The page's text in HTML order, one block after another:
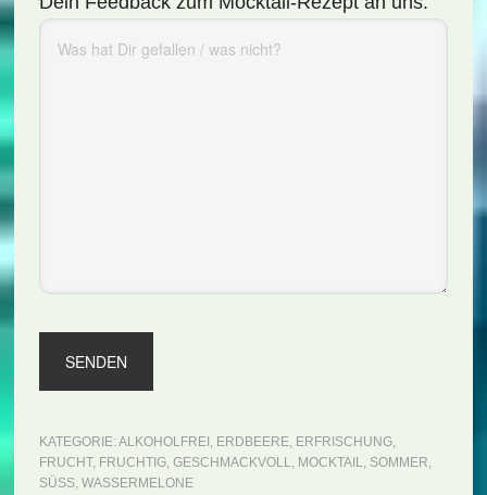
KATEGORIE: ALKOHOLFREI , ERDBEERE, ERFRISCHUNG,
FRUCHT, FRUCHTIG, GESCHMACKVOLL, MOCKTAIL, SOMMER,
SÜSS , WASSERMELONE